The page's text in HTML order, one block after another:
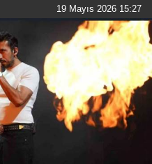
19 Mayıs 2026 15:27